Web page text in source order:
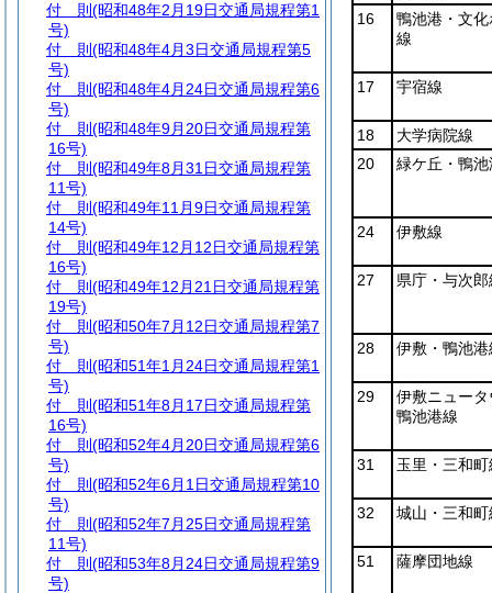
16
鴨池港・文化
線
17 宇宿線
18
大学病院線
20
緑ケ丘・鴨池
24 伊敷線
27 県庁・与次郎
28 伊敷・鴨池港
29
伊敷ニュータ
鴨池港線
31 玉里・三和町
32 城山・三和町
51 薩摩団地線
付 則 (昭和48年2月19日交通局規程第1
号)
付 則 (昭和48年4月3日交通局規程第5
号)
付 則 (昭和48年4月24日交通局規程第6
号)
付 則 (昭和48年9月20日交通局規程第
16号)
付 則 (昭和49年8月31日交通局規程第
11号)
付 則 (昭和49年11月9日交通局規程第
14号)
付 則 (昭和49年12月12日交通局規程第
16号)
付 則 (昭和49年12月21日交通局規程第
19号)
付 則 (昭和50年7月12日交通局規程第7
号)
付 則 (昭和51年1月24日交通局規程第1
号)
付 則 (昭和51年8月17日交通局規程第
16号)
付 則 (昭和52年4月20日交通局規程第6
号)
付 則 (昭和52年6月1日交通局規程第10
号)
付 則 (昭和52年7月25日交通局規程第
11号)
付 則 (昭和53年8月24日交通局規程第9
号)